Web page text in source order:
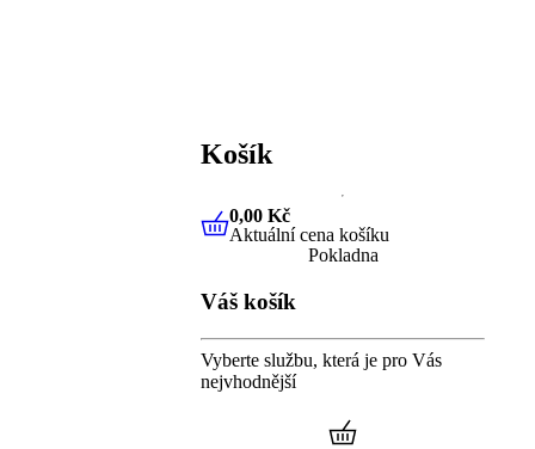
Košík
0,00 KčAktuální cena košíku
0,00 Kč
Aktuální cena košíku
Pokladna
Váš košík
Vyberte službu, která je pro Vás
nejvhodnější